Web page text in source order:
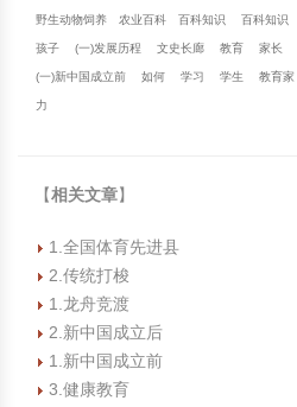
野生动物饲养 农业百科 百科知识 百科知识
孩子 (一)发展历程 文史长廊 教育 家长
(一)新中国成立前 如何 学习 学生 教育家
力
【相关文章】
1.全国体育先进县
2.传统打梭
1.龙舟竞渡
2.新中国成立后
1.新中国成立前
3.健康教育